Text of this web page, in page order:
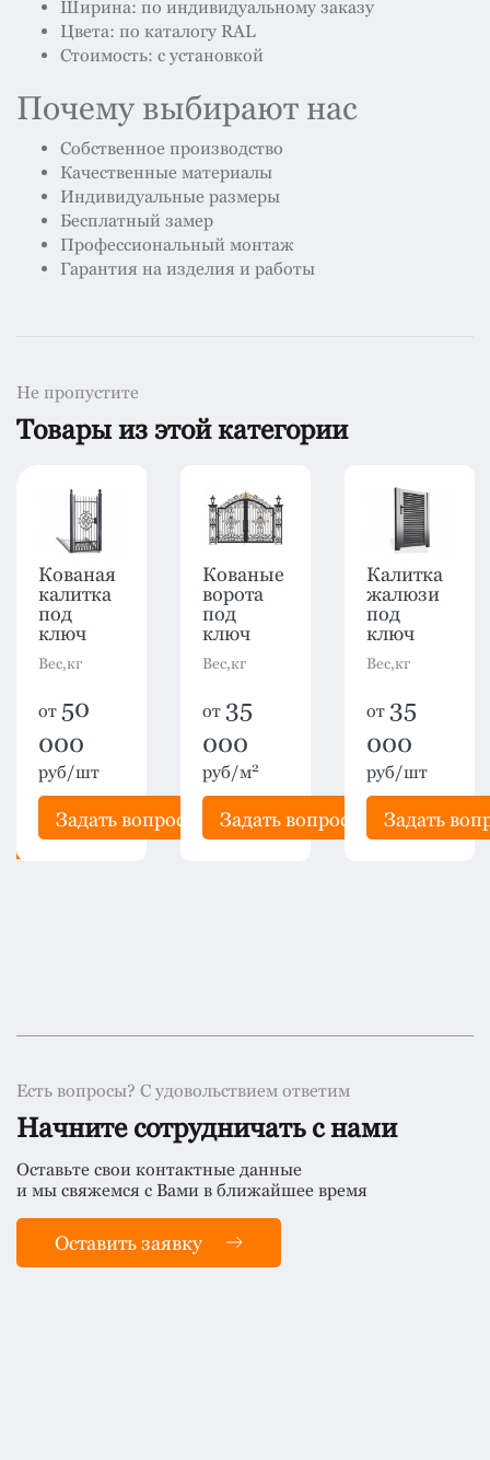
Ширина: по индивидуальному заказу
Цвета: по каталогу RAL
Стоимость: с установкой
Почему выбирают нас
Собственное производство
Качественные материалы
Индивидуальные размеры
Бесплатный замер
Профессиональный монтаж
Гарантия на изделия и работы
Не пропустите
Товары из этой категории
Кованая
калитка
под
ключ
Вес,кг
от 50
000
руб/шт
Задать вопрос
Кованые
ворота
под
ключ
Вес,кг
от 35
000
руб/м2
Задать вопрос
Калитка
жалюзи
под
ключ
Вес,кг
от 35
000
руб/шт
Задать
Есть вопросы? С удовольствием ответим
Начните сотрудничать с нами
Оставьте свои контактные данные
и мы свяжемся с Вами в ближайшее время
Оставить заявку